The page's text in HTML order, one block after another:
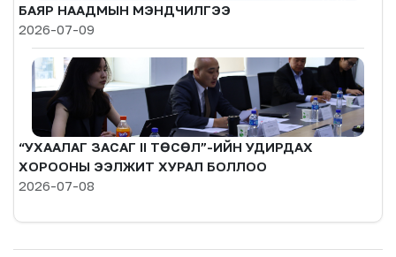
БАЯР НААДМЫН МЭНДЧИЛГЭЭ
2026-07-09
“УХААЛАГ ЗАСАГ II ТӨСӨЛ”-ИЙН УДИРДАХ
ХОРООНЫ ЭЭЛЖИТ ХУРАЛ БОЛЛОО
2026-07-08